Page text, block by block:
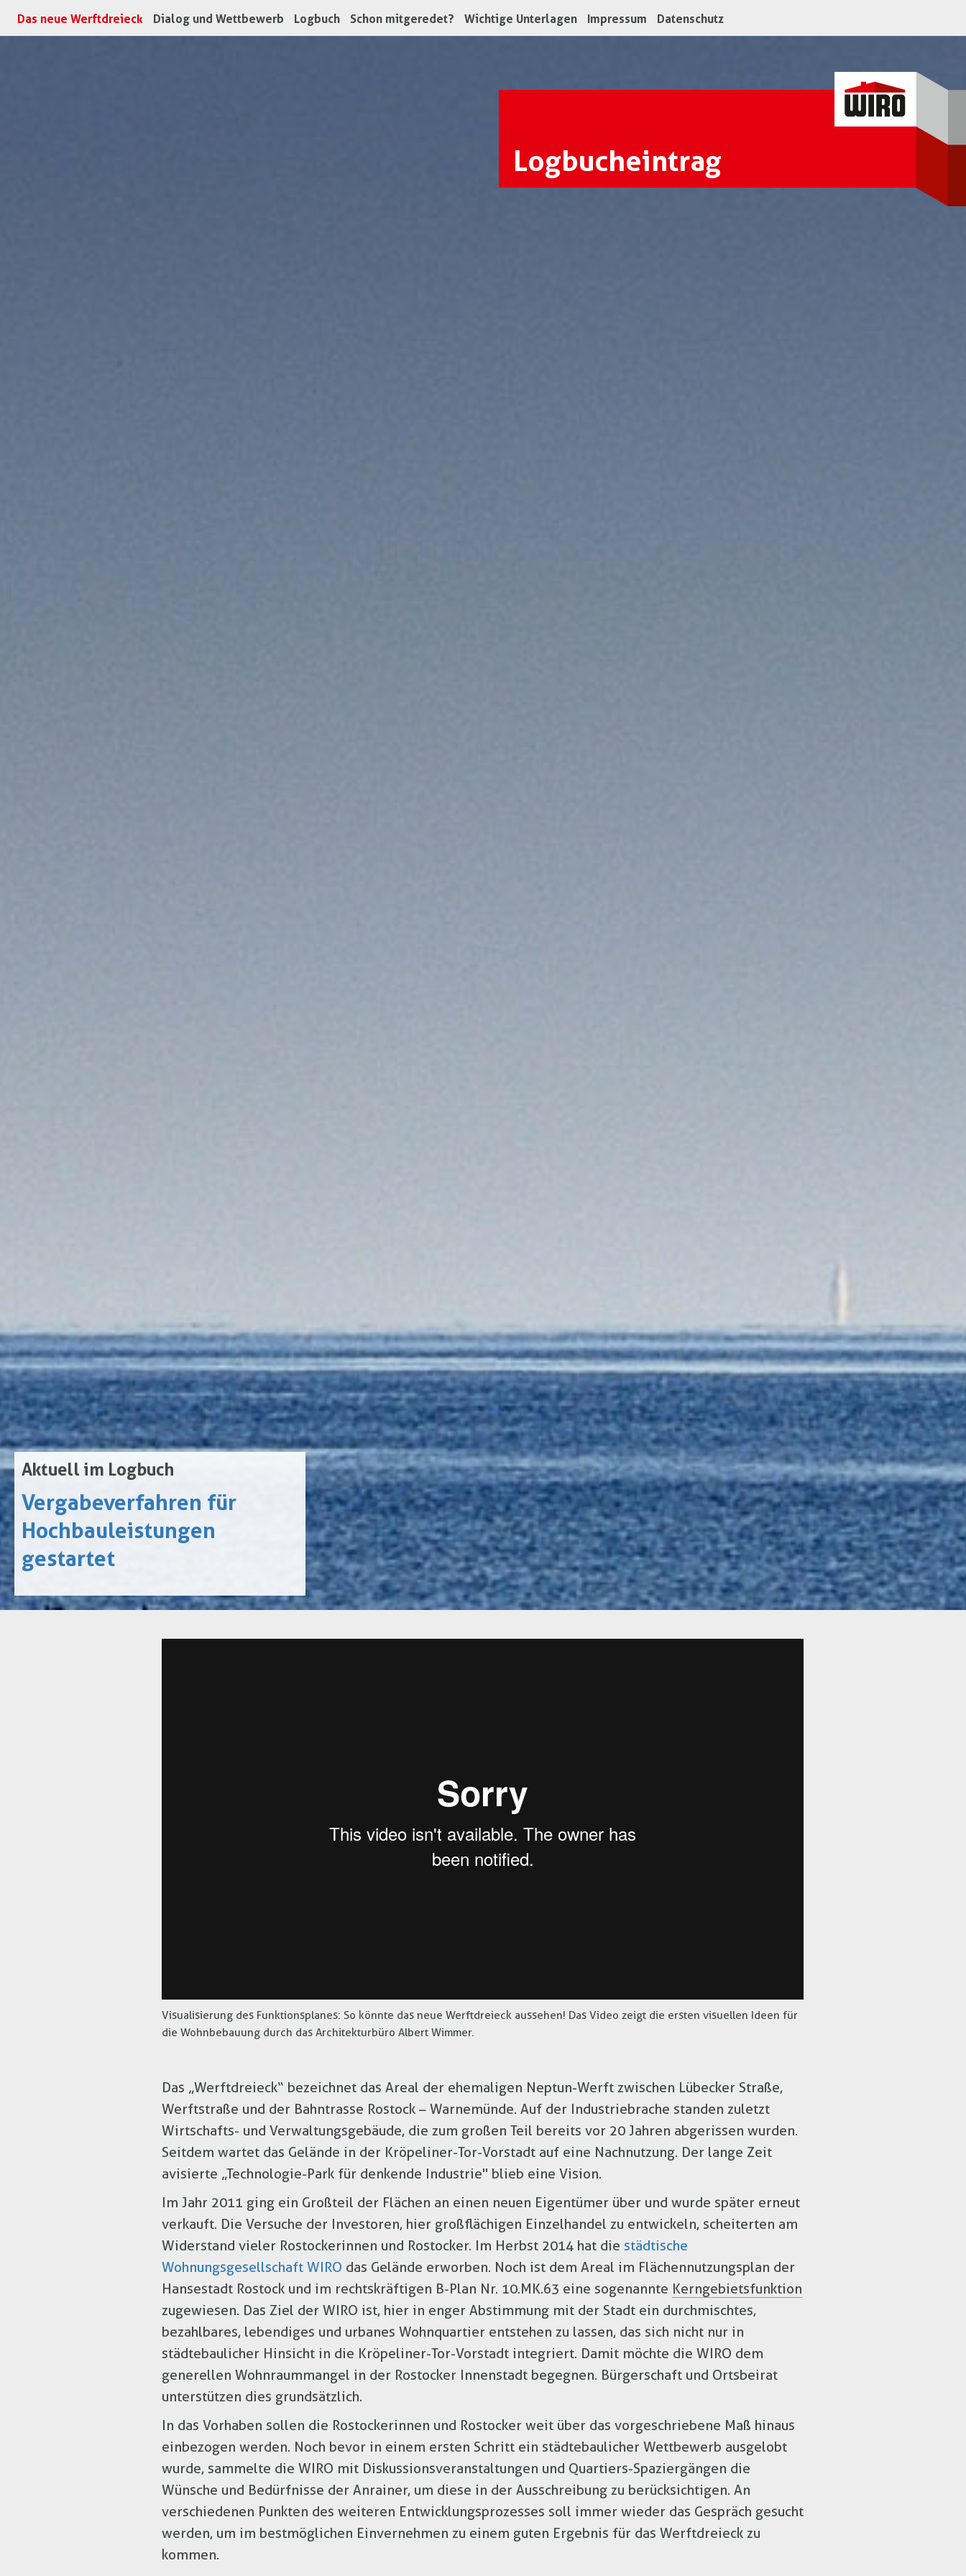
Das neue Werftdreieck (aktuell)
Dialog und Wettbewerb Logbuch Schon mitgeredet? Wichtige Unterlagen Impressum Datenschutz
Logbucheintrag
Aktuell im Logbuch
Vergabeverfahren für
Hochbauleistungen
gestartet
Visualisierung des Funktionsplanes: So könnte das neue Werftdreieck aussehen! Das Video zeigt die ersten visuellen Ideen für
die Wohnbebauung durch das Architekturbüro Albert Wimmer.
Das „Werftdreieck“ bezeichnet das Areal der ehemaligen Neptun-Werft zwischen Lübecker Straße,
Werftstraße und der Bahntrasse Rostock – Warnemünde. Auf der Industriebrache standen zuletzt
Wirtschafts- und Verwaltungsgebäude, die zum großen Teil bereits vor 20 Jahren abgerissen wurden.
Seitdem wartet das Gelände in der Kröpeliner-Tor-Vorstadt auf eine Nachnutzung. Der lange Zeit
avisierte „Technologie-Park für denkende Industrie" blieb eine Vision.
Im Jahr 2011 ging ein Großteil der Flächen an einen neuen Eigentümer über und wurde später erneut
verkauft. Die Versuche der Investoren, hier großflächigen Einzelhandel zu entwickeln, scheiterten am
Widerstand vieler Rostockerinnen und Rostocker. Im Herbst 2014 hat die städtische
Wohnungsgesellschaft WIRO das Gelände erworben. Noch ist dem Areal im Flächennutzungsplan der
Hansestadt Rostock und im rechtskräftigen B-Plan Nr. 10.MK.63 eine sogenannte Kerngebietsfunktion
zugewiesen. Das Ziel der WIRO ist, hier in enger Abstimmung mit der Stadt ein durchmischtes,
bezahlbares, lebendiges und urbanes Wohnquartier entstehen zu lassen, das sich nicht nur in
städtebaulicher Hinsicht in die Kröpeliner-Tor-Vorstadt integriert. Damit möchte die WIRO dem
generellen Wohnraummangel in der Rostocker Innenstadt begegnen. Bürgerschaft und Ortsbeirat
unterstützen dies grundsätzlich.
In das Vorhaben sollen die Rostockerinnen und Rostocker weit über das vorgeschriebene Maß hinaus
einbezogen werden. Noch bevor in einem ersten Schritt ein städtebaulicher Wettbewerb ausgelobt
wurde, sammelte die WIRO mit Diskussionsveranstaltungen und Quartiers-Spaziergängen die
Wünsche und Bedürfnisse der Anrainer, um diese in der Ausschreibung zu berücksichtigen. An
verschiedenen Punkten des weiteren Entwicklungsprozesses soll immer wieder das Gespräch gesucht
werden, um im bestmöglichen Einvernehmen zu einem guten Ergebnis für das Werftdreieck zu
kommen.